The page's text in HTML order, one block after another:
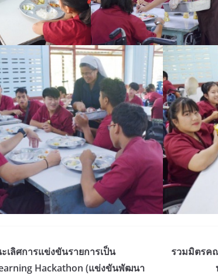
เลิศการแข่งขันรายการเป็น
Hackathon (แข่งขันพัฒนา
รวมมิตรค